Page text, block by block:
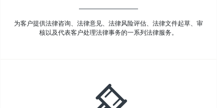
为客户提供法律咨询、法律意见、法律风险评估、法律文件起草、审
核以及代表客户处理法律事务的一系列法律服务。